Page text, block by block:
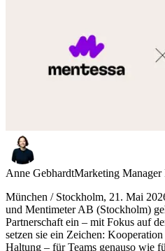
Anne GebhardtMarketing
München / Stockholm, 21. Mai
und Mentimeter AB (Stockholm)
Partnerschaft ein – mit Fokus auf
setzen sie ein Zeichen:
Haltung – für Teams genauso wie